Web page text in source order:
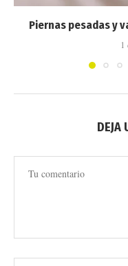
Piernas pesadas y
DEJA